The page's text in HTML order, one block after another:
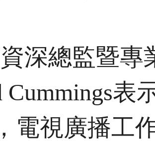
深總監暨專
Cummings
電視廣播工